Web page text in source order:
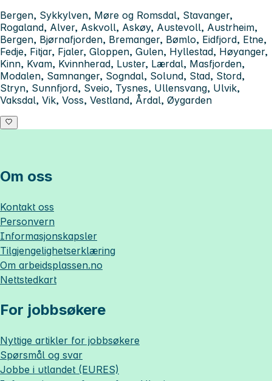
Bergen, Sykkylven, Møre og Romsdal, Stavanger,
Rogaland, Alver, Askvoll, Askøy, Austevoll, Austrheim,
Bergen, Bjørnafjorden, Bremanger, Bømlo, Eidfjord, Etne,
Fedje, Fitjar, Fjaler, Gloppen, Gulen, Hyllestad, Høyanger,
Kinn, Kvam, Kvinnherad, Luster, Lærdal, Masfjorden,
Modalen, Samnanger, Sogndal, Solund, Stad, Stord,
Stryn, Sunnfjord, Sveio, Tysnes, Ullensvang, Ulvik,
Vaksdal, Vik, Voss, Vestland, Årdal, Øygarden
Om oss
Kontakt oss
Personvern
Informasjonskapsler
Tilgjengelighetserklæring
Om arbeidsplassen.no
Nettstedkart
For jobbsøkere
Nyttige artikler for jobbsøkere
Spørsmål og svar
Jobbe i utlandet (EURES)